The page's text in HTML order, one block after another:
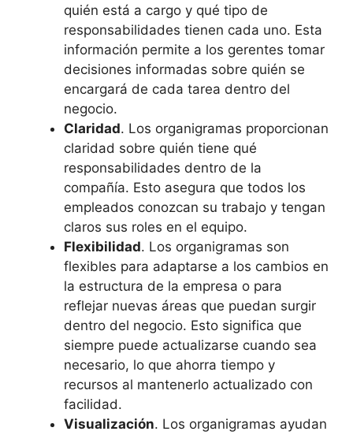
quién está a cargo y qué tipo de
responsabilidades tienen cada uno. Esta
información permite a los gerentes tomar
decisiones informadas sobre quién se
encargará de cada tarea dentro del
negocio.
Claridad. Los organigramas proporcionan
claridad sobre quién tiene qué
responsabilidades dentro de la
compañía. Esto asegura que todos los
empleados conozcan su trabajo y tengan
claros sus roles en el equipo.
Flexibilidad. Los organigramas son
flexibles para adaptarse a los cambios en
la estructura de la empresa o para
reflejar nuevas áreas que puedan surgir
dentro del negocio. Esto significa que
siempre puede actualizarse cuando sea
necesario, lo que ahorra tiempo y
recursos al mantenerlo actualizado con
facilidad.
Visualización. Los organigramas ayudan